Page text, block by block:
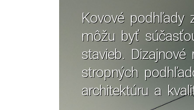
Kovové podhľady
môžu byť
stavieb. Dizajnové
stropných
architektúru a